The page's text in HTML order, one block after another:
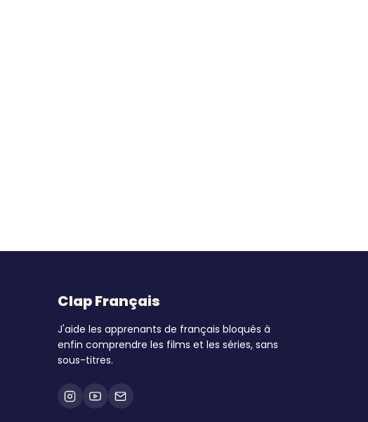
Clap Français
J'aide les apprenants de français bloqués à
enfin comprendre les films et les séries, sans
sous-titres.